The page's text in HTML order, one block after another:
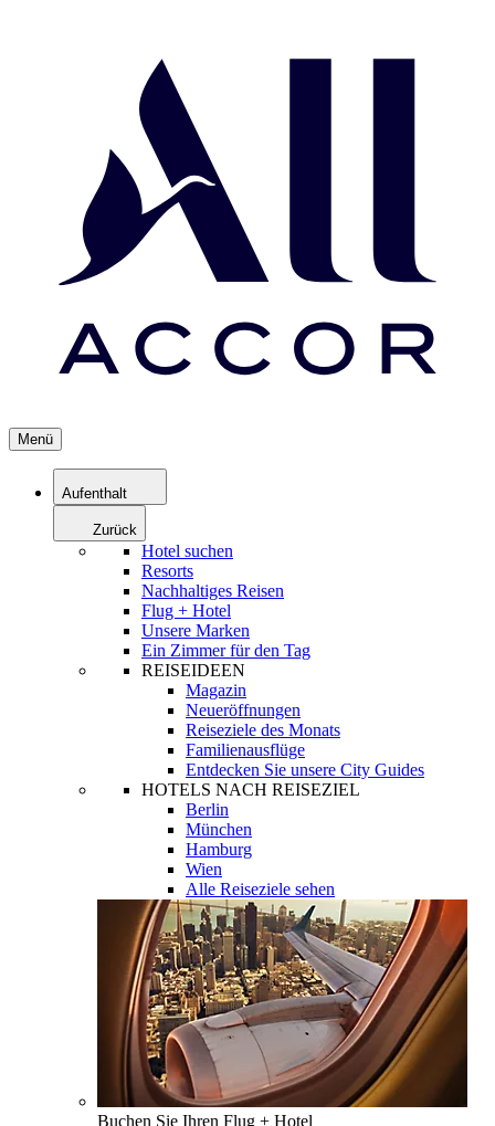
Menü
Aufenthalt
Zurück
Hotel suchen
Resorts
Nachhaltiges Reisen
Flug + Hotel
Unsere Marken
Ein Zimmer für den Tag
REISEIDEEN
Magazin
Neueröffnungen
Reiseziele des Monats
Familienausflüge
Entdecken Sie unsere City Guides
HOTELS NACH REISEZIEL
Berlin
München
Hamburg
Wien
Alle Reiseziele sehen
Buchen Sie Ihren Flug + Hotel